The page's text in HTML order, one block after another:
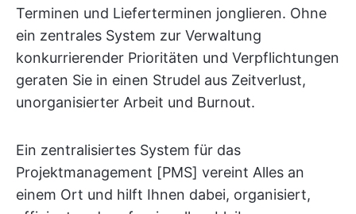
Terminen und Lieferterminen jonglieren. Ohne
ein zentrales System zur Verwaltung
konkurrierender Prioritäten und Verpflichtungen
geraten Sie in einen Strudel aus Zeitverlust,
unorganisierter Arbeit und Burnout.
Ein zentralisiertes System für das
Projektmanagement [PMS] vereint Alles an
einem Ort und hilft Ihnen dabei, organisiert,